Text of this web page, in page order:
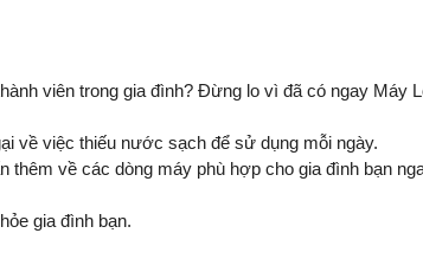
viên trong gia đình? Đừng lo vì đã có ngay Máy
về việc thiếu nước sạch để sử dụng mỗi ngày.
về các dòng máy phù hợp cho gia đình bạn
gia đình bạn.